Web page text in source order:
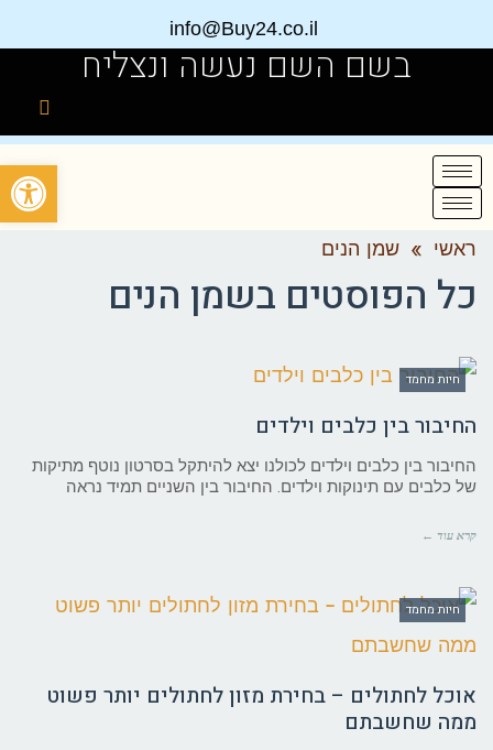
info@Buy24.co.il
בשם השם נעשה ונצליח
ראשי » שמן הנים
כל הפוסטים בשמן הנים
חיות מחמד
החיבור בין כלבים וילדים
החיבור בין כלבים וילדים לכולנו יצא להיתקל בסרטון נוטף מתיקות
של כלבים עם תינוקות וילדים. החיבור בין השניים תמיד נראה
קרא עוד ←
חיות מחמד
אוכל לחתולים – בחירת מזון לחתולים יותר פשוט
ממה שחשבתם